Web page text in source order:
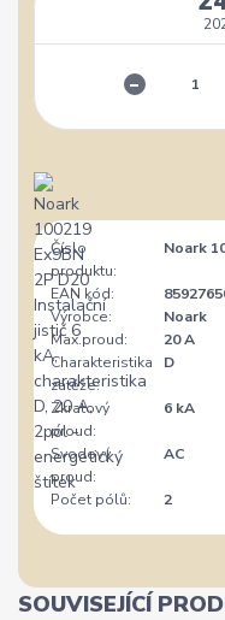
Číslo
produktu:
Noark
EAN kód:
Výrobce:
Noark
Max.proud:
20 A
Charakteristika
zátěže:
D
Zkratový
proud:
6 kA
Svodový
proud:
AC
Počet pólů: 2
SOUVISEJÍCÍ